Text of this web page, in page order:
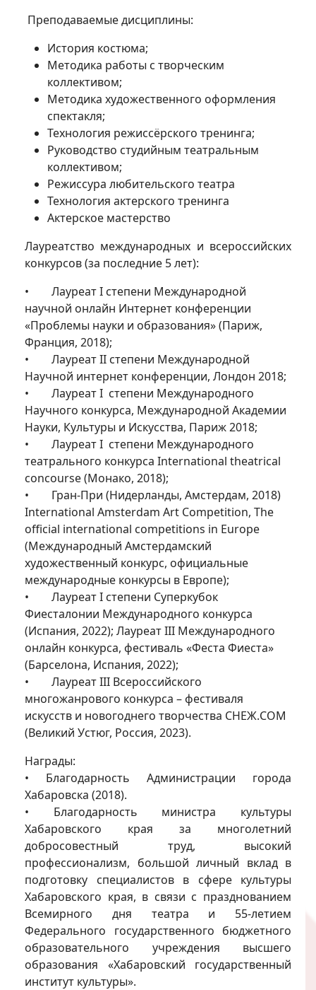
Преподаваемые дисциплины:
История костюма;
Методика работы с творческим
коллективом;
Методика художественного оформления
спектакля;
Технология режиссёрского тренинга;
Руководство студийным театральным
коллективом;
Режиссура любительского театра
Технология актерского тренинга
Актерское мастерство
Лауреатство международных и всероссийских
конкурсов (за последние 5 лет):
• Лауреат I степени Международной
научной онлайн Интернет конференции
«Проблемы науки и образования» (Париж,
Франция, 2018);
• Лауреат II степени Международной
Научной интернет конференции, Лондон 2018;
• Лауреат I степени Международного
Научного конкурса, Международной Академии
Науки, Культуры и Искусства, Париж 2018;
• Лауреат I степени Международного
театрального конкурса International theatrical
concourse (Монако, 2018);
• Гран-При (Нидерланды, Амстердам, 2018)
International Amsterdam Art Competition, The
official international competitions in Europe
(Международный Амстердамский
художественный конкурс, официальные
международные конкурсы в Европе);
• Лауреат I степени Суперкубок
Фиесталонии Международного конкурса
(Испания, 2022); Лауреат III Международного
онлайн конкурса, фестиваль «Феста Фиеста»
(Барселона, Испания, 2022);
• Лауреат III Всероссийского
многожанрового конкурса – фестиваля
искусств и новогоднего творчества СНЕЖ.COM
(Великий Устюг, Россия, 2023).
Награды:
• Благодарность Администрации города
Хабаровска (2018).
• Благодарность министра культуры
Хабаровского края за многолетний
добросовестный труд, высокий
профессионализм, большой личный вклад в
подготовку специалистов в сфере культуры
Хабаровского края, в связи с празднованием
Всемирного дня театра и 55-летием
Федерального государственного бюджетного
образовательного учреждения высшего
образования «Хабаровский государственный
институт культуры».